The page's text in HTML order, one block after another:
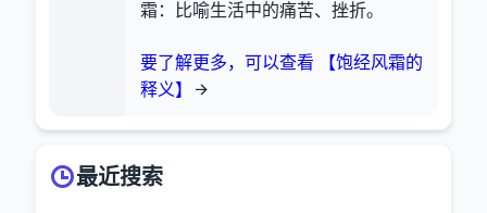
霜：比喻生活中的痛苦、挫折。
要了解更多，可以查看 【饱经风霜的
释义】
最近搜索